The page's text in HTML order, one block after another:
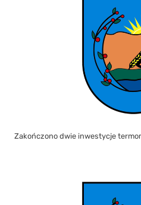
Zakończono dwie inwestycje